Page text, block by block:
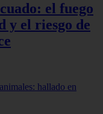
el fuego
y el riesgo de